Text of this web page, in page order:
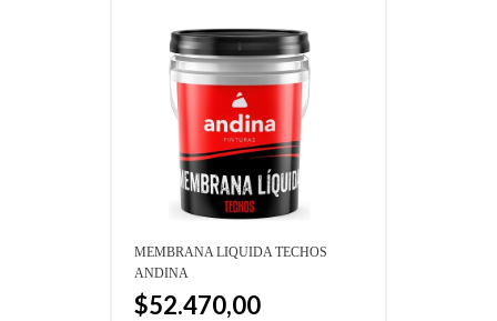
MEMBRANA LIQUIDA TECHOS
ANDINA
$52.470,00